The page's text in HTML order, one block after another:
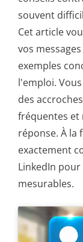
souvent
Cet article
vos
exemples
l'emploi.
des
fréquentes et
réponse. À la
exactement
LinkedIn
mesurables.